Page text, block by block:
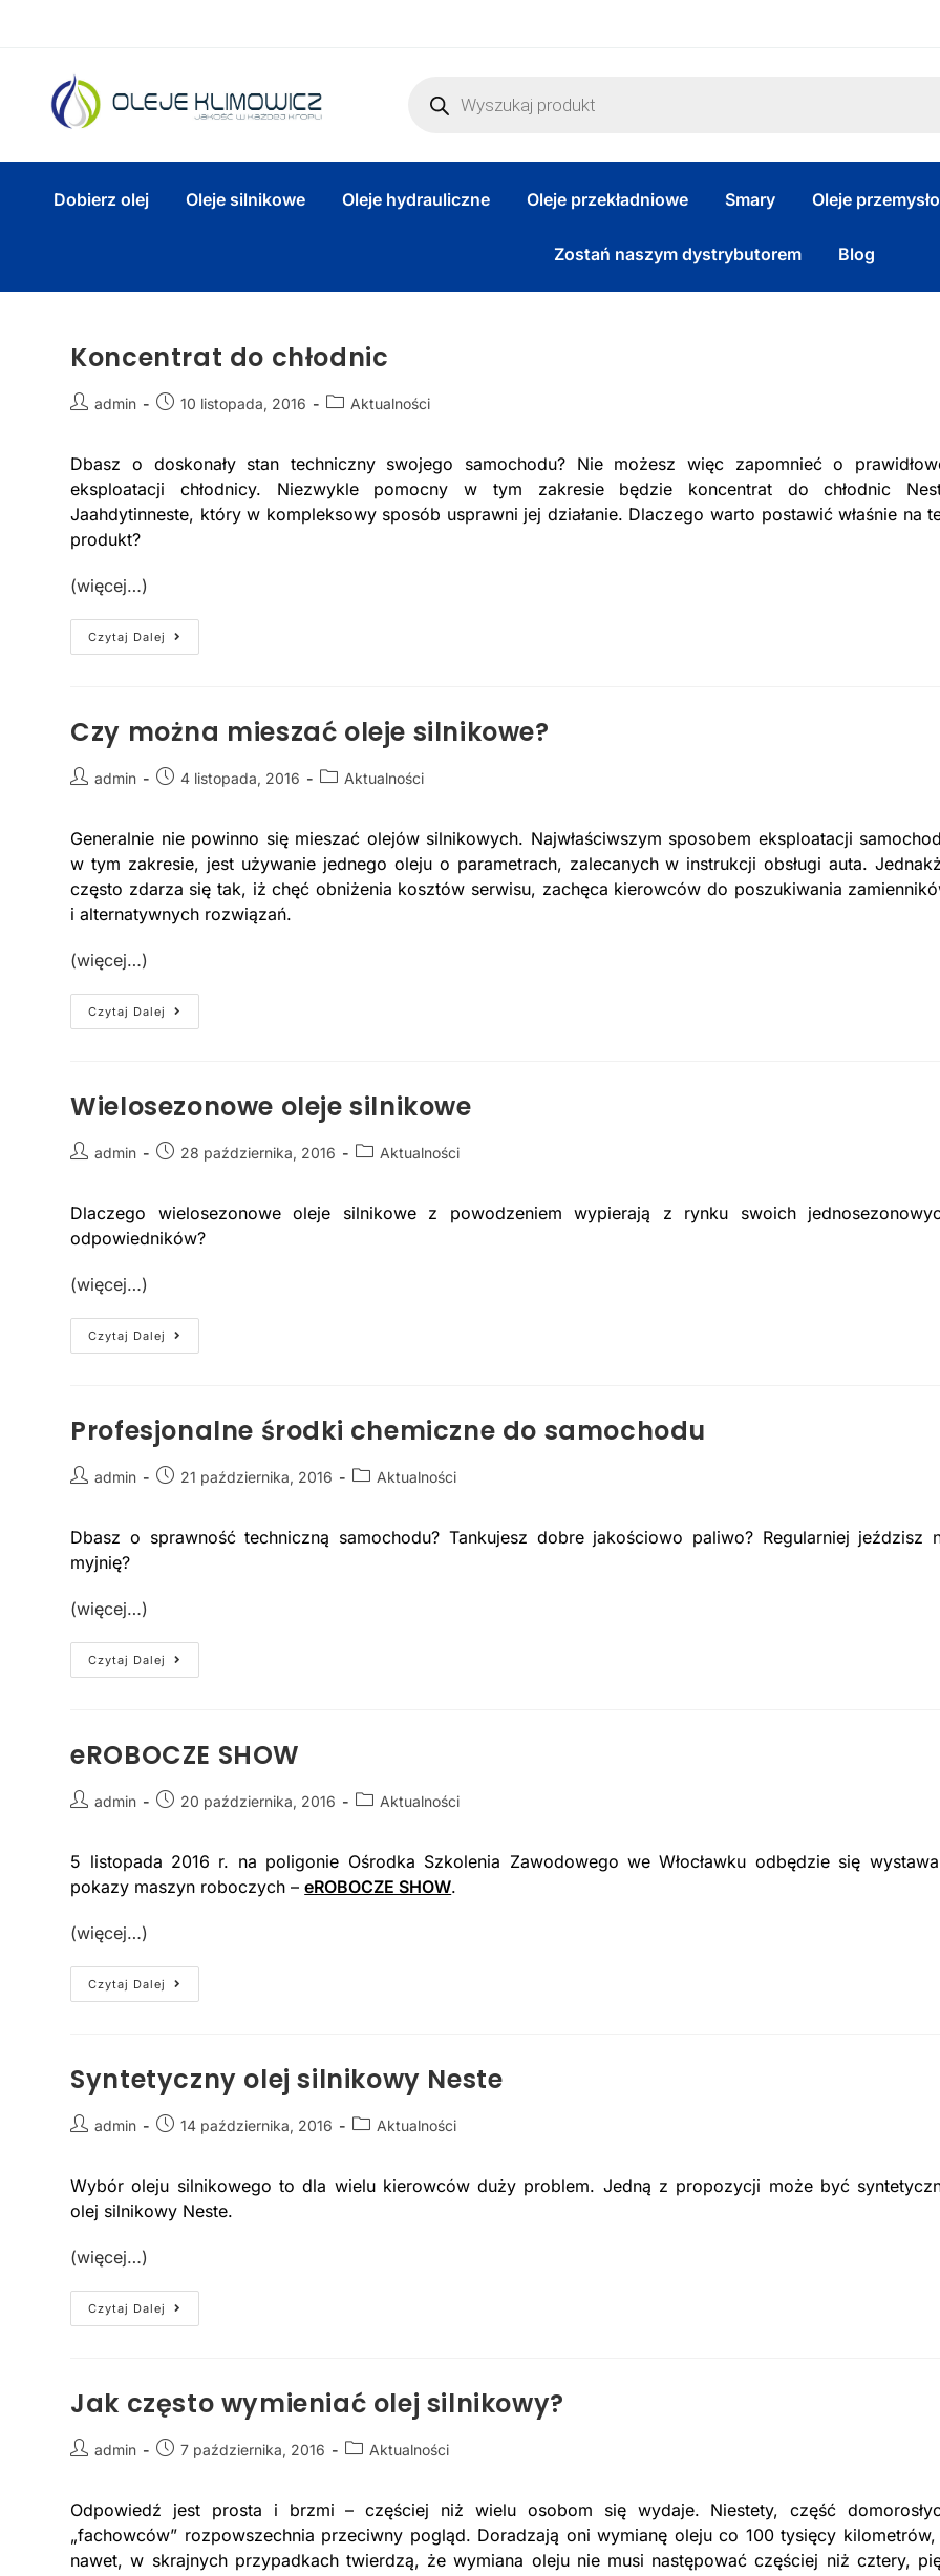
Dobierz olej Oleje silnikowe Oleje hydrauliczne Oleje przekładniowe Smary Oleje
Zostań naszym dystrybutorem Blog
Koncentrat do chłodnic
admin 10 listopada, 2016 Aktualności
Dbasz o doskonały stan techniczny swojego samochodu? Nie możesz więc zapomnieć o
eksploatacji chłodnicy. Niezwykle pomocny w tym zakresie będzie koncentrat do chłodnic
Jaahdytinneste, który w kompleksowy sposób usprawni jej działanie. Dlaczego warto postawić właśnie na
produkt?
(więcej…)
Czytaj Dalej
Czy można mieszać oleje silnikowe?
admin 4 listopada, 2016 Aktualności
Generalnie nie powinno się mieszać olejów silnikowych. Najwłaściwszym sposobem eksploatacji
w tym zakresie, jest używanie jednego oleju o parametrach, zalecanych w instrukcji obsługi auta.
często zdarza się tak, iż chęć obniżenia kosztów serwisu, zachęca kierowców do poszukiwania
i alternatywnych rozwiązań.
(więcej…)
Czytaj Dalej
Wielosezonowe oleje silnikowe
admin 28 października, 2016 Aktualności
Dlaczego wielosezonowe oleje silnikowe z powodzeniem wypierają z rynku swoich
odpowiedników?
(więcej…)
Czytaj Dalej
Profesjonalne środki chemiczne do samochodu
admin 21 października, 2016 Aktualności
Dbasz o sprawność techniczną samochodu? Tankujesz dobre jakościowo paliwo? Regularniej jeździsz
myjnię?
(więcej…)
Czytaj Dalej
eROBOCZE SHOW
admin 20 października, 2016 Aktualności
5 listopada 2016 r. na poligonie Ośrodka Szkolenia Zawodowego we Włocławku odbędzie się
pokazy maszyn roboczych –eROBOCZE SHOW.
(więcej…)
Czytaj Dalej
Syntetyczny olej silnikowy Neste
admin 14 października, 2016 Aktualności
Wybór oleju silnikowego to dla wielu kierowców duży problem. Jedną z propozycji może być
olej silnikowy Neste.
(więcej…)
Czytaj Dalej
Jak często wymieniać olej silnikowy?
admin 7 października, 2016 Aktualności
Odpowiedź jest prosta i brzmi – częściej niż wielu osobom się wydaje. Niestety, część
„fachowców” rozpowszechnia przeciwny pogląd. Doradzają oni wymianę oleju co 100 tysięcy kilometrów,
nawet, w skrajnych przypadkach twierdzą, że wymiana oleju nie musi następować częściej niż cztery,